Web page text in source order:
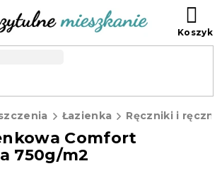
Łazienka Ręczniki i
Comfort
750g/m2